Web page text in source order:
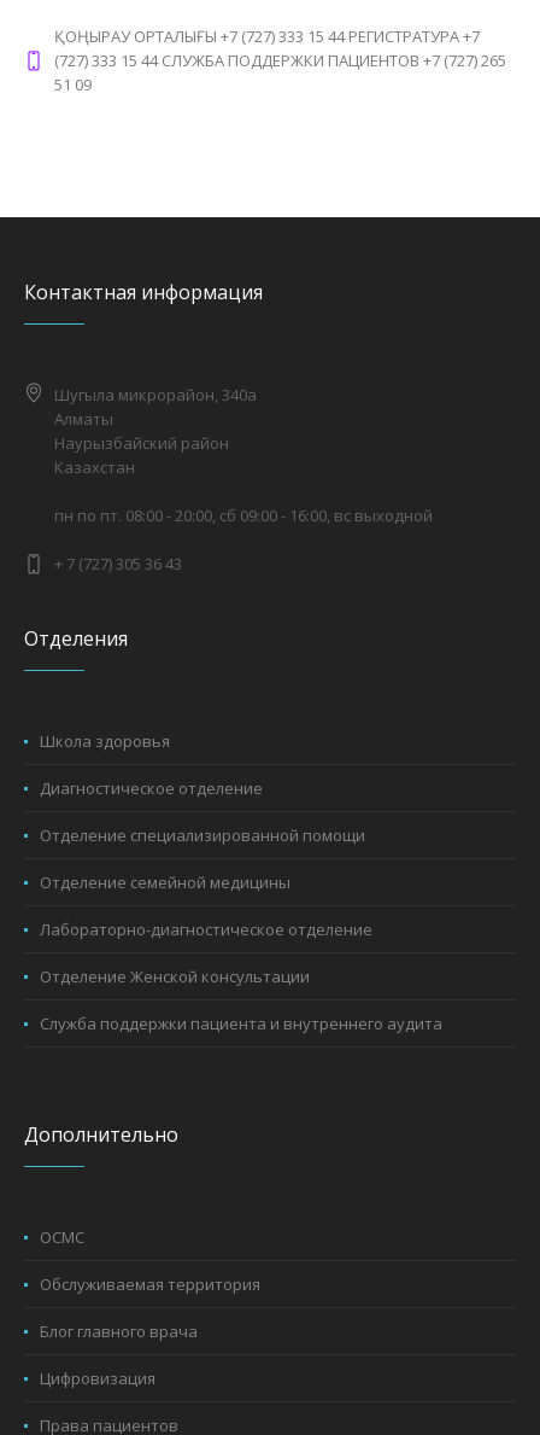
ҚОҢЫРАУ ОРТАЛЫҒЫ +7 (727) 333 15 44 РЕГИСТРАТУРА +7
(727) 333 15 44 СЛУЖБА ПОДДЕРЖКИ ПАЦИЕНТОВ +7 (727) 265
51 09
Контактная информация
Шугыла микрорайон, 340а
Алматы
Наурызбайский район
Казахстан
пн по пт. 08:00 - 20:00, сб 09:00 - 16:00, вс выходной
+ 7 (727) 305 36 43
Отделения
Школа здоровья
Диагностическое отделение
Отделение специализированной помощи
Отделение семейной медицины
Лабораторно-диагностическое отделение
Отделение Женской консультации
Служба поддержки пациента и внутреннего аудита
Дополнительно
ОСМС
Обслуживаемая территория
Блог главного врача
Цифровизация
Права пациентов